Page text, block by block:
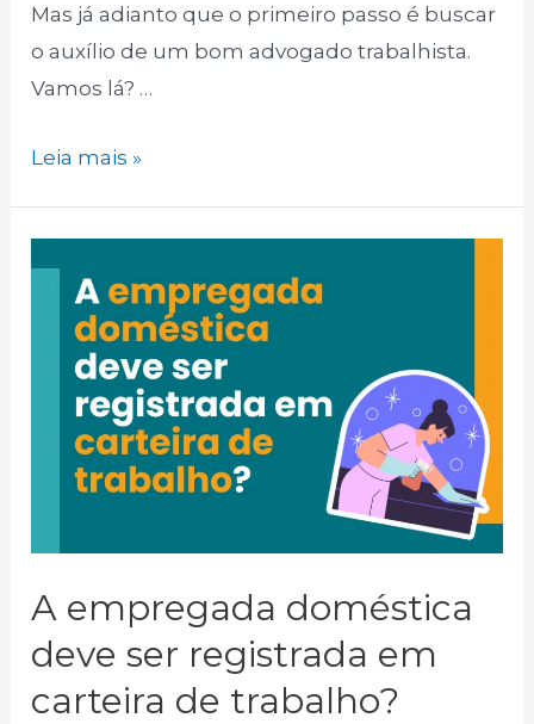
Mas já adianto que o primeiro passo é buscar
o auxílio de um bom advogado trabalhista.
Vamos lá? …
Leia mais »
A empregada doméstica
deve ser registrada em
carteira de trabalho?